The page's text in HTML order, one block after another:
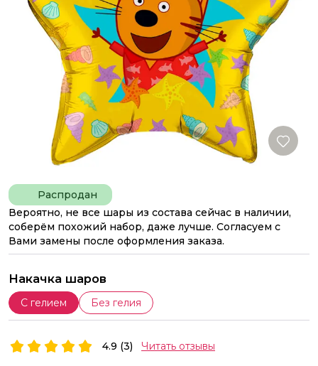
Распродан
Вероятно, не все шары из состава сейчас в наличии,
соберём похожий набор, даже лучше. Согласуем с
Вами замены после оформления заказа.
Накачка шаров
С гелием Без гелия
4.9 (3) Читать отзывы